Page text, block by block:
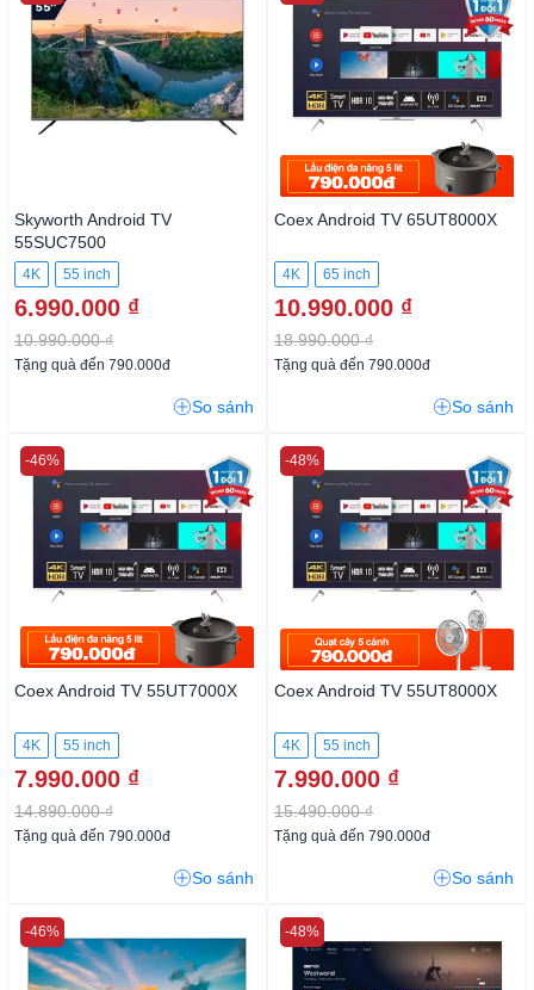
Skyworth Android TV
55SUC7500
4K 55 inch
6.990.000 ₫
10.990.000 ₫
Tặng quà đến 790.000đ
So sánh
Coex Android TV 65UT8000X
4K 65 inch
10.990.000 ₫
18.990.000 ₫
Tặng quà đến 790.000đ
So sánh
Coex Android TV 55UT7000X
4K 55 inch
7.990.000 ₫
14.890.000 ₫
-46%
Tặng quà đến 790.000đ
So sánh
Coex Android TV 55UT8000X
4K 55 inch
7.990.000 ₫
15.490.000 ₫
-48%
Tặng quà đến 790.000đ
So sánh
-46% -48%